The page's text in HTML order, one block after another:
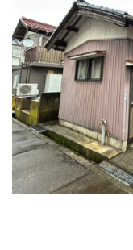
t
i
o
n